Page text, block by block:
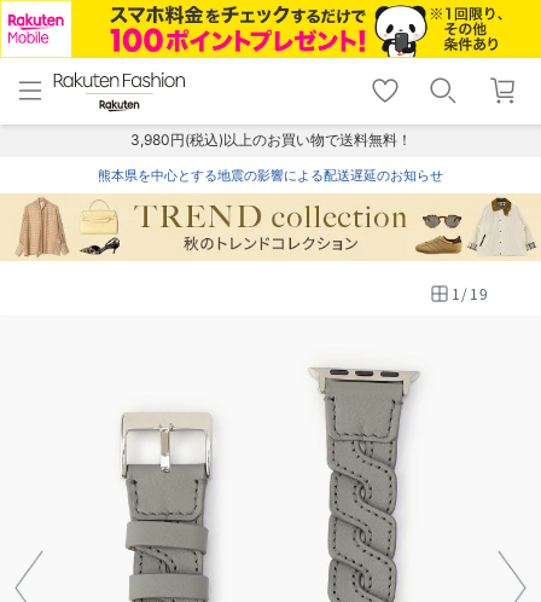
menu home
トップ
shopping_cart lock_outline
ログイン
3,980円(税込)以上のお買い物で送料無料！
熊本県を中心とする地震の影響による配送遅延のお知らせ
1/19